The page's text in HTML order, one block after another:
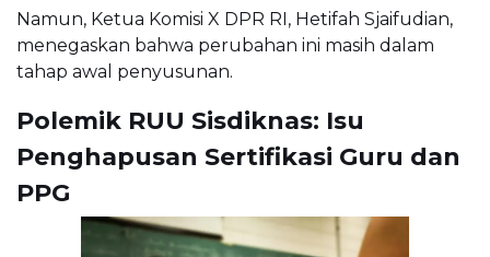
Namun, Ketua Komisi X DPR RI, Hetifah Sjaifudian,
menegaskan bahwa perubahan ini masih dalam
tahap awal penyusunan.
Polemik RUU Sisdiknas: Isu
Penghapusan Sertifikasi Guru dan
PPG